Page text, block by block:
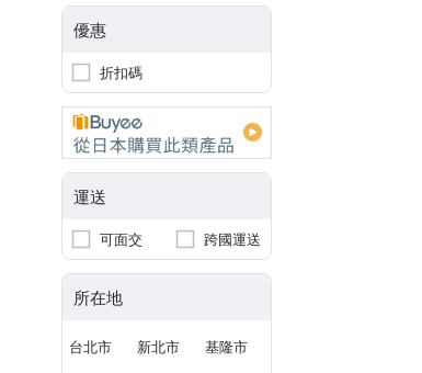
優惠
折扣碼
運送
可面交 跨國運送
所在地
台北市 新北市 基隆市